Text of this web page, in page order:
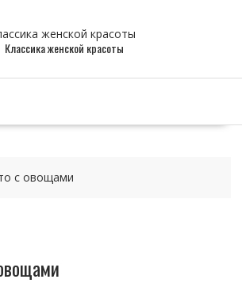
Классика женской красоты
с овощами